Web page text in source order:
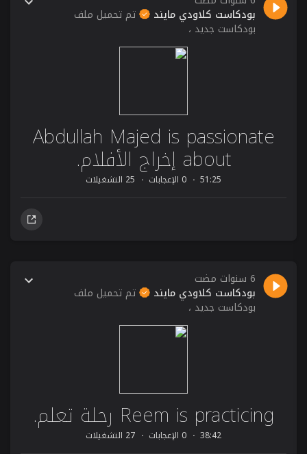
بودكاست كلاودي مايند تم تحميل ملف
بودكاست جديد ،
Abdullah Majed is passionate
about إخراج الأفلام.
51:25 0 الإعجابات 25 التشغيلات
6 سنوات مضت
بودكاست كلاودي مايند تم تحميل ملف
بودكاست جديد ،
Reem is practicing رحلة تعلم.
38:42 0 الإعجابات 27 التشغيلات